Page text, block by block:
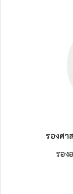
รองศา
รอง